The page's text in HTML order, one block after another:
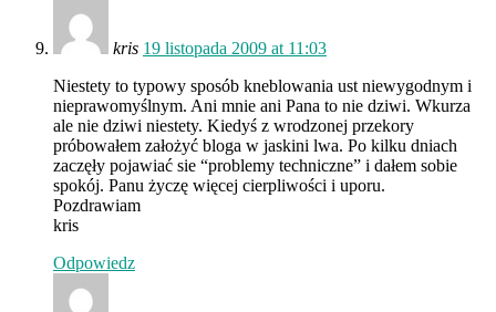
kris 19 listopada 2009 at 11:03
Niestety to typowy sposób kneblowania ust niewygodnym i
nieprawomyślnym. Ani mnie ani Pana to nie dziwi. Wkurza
ale nie dziwi niestety. Kiedyś z wrodzonej przekory
próbowałem założyć bloga w jaskini lwa. Po kilku dniach
zaczęły pojawiać sie “problemy techniczne” i dałem sobie
spokój. Panu życzę więcej cierpliwości i uporu.
Pozdrawiam
kris
Odpowiedz